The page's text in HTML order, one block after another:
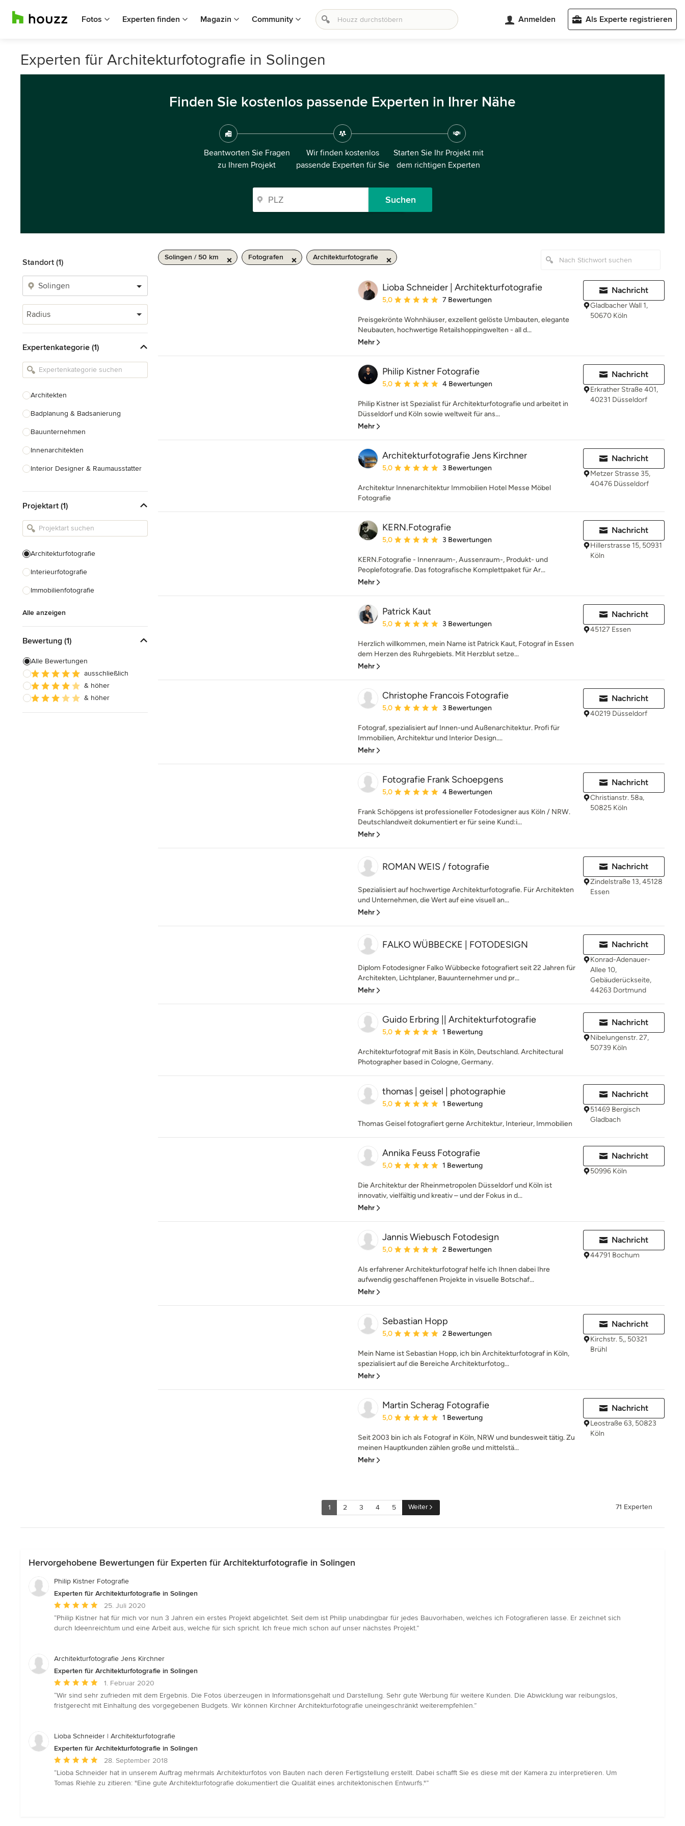
Fotos Experten finden Magazin Community Anmelden Als Experte registrieren
Experten für Architekturfotografie in Solingen
Finden Sie kostenlos passende Experten in Ihrer Nähe
Beantworten Sie Fragen
zu Ihrem Projekt
Wir finden kostenlos
passende Experten für Sie
Starten Sie Ihr Projekt mit
dem richtigen Experten
Suchen
Standort (1)
Radius
Expertenkategorie (1)
Architekten
Badplanung & Badsanierung
Bauunternehmen
Innenarchitekten
Interior Designer & Raumausstatter
Landschaftsarchitekten
Armaturen & Sanitärbedarf
Einbauschränke
Projektart (1)
Architekturfotografie
Interieurfotografie
Immobilienfotografie
Alle anzeigen
Bewertung (1)
Alle Bewertungen
ausschließlich
& höher
& höher
Solingen / 50 km Fotografen Architekturfotografie
Lioba Schneider | Architekturfotografie
Durchschnittliche Bewertung: 5 von 5 Sternen
5,0 7 Bewertungen
Preisgekrönte Wohnhäuser, exzellent gelöste Umbauten, elegante
Neubauten, hochwertige Retailshoppingwelten - all d...
Mehr
Nachricht
Gladbacher Wall 1,
50670 Köln
Philip Kistner Fotografie
Durchschnittliche Bewertung: 5 von 5 Sternen
5,0 4 Bewertungen
Philip Kistner ist Spezialist für Architekturfotografie und arbeitet in
Düsseldorf und Köln sowie weltweit für ans...
Mehr
Nachricht
Erkrather Straße 401,
40231 Düsseldorf
Architekturfotografie Jens Kirchner
Durchschnittliche Bewertung: 5 von 5 Sternen
5,0 3 Bewertungen
Architektur Innenarchitektur Immobilien Hotel Messe Möbel
Fotografie
Nachricht
Metzer Strasse 35,
40476 Düsseldorf
KERN.Fotografie
Durchschnittliche Bewertung: 5 von 5 Sternen
5,0 3 Bewertungen
KERN.Fotografie - Innenraum-, Aussenraum-, Produkt- und
Peoplefotografie. Das fotografische Komplettpaket für Ar...
Mehr
Nachricht
Hillerstrasse 15, 50931
Köln
Patrick Kaut
Durchschnittliche Bewertung: 5 von 5 Sternen
5,0 3 Bewertungen
Herzlich willkommen, mein Name ist Patrick Kaut, Fotograf in Essen
dem Herzen des Ruhrgebiets. Mit Herzblut setze...
Mehr
Nachricht
45127 Essen
Christophe Francois Fotografie
Durchschnittliche Bewertung: 5 von 5 Sternen
5,0 3 Bewertungen
Fotograf, spezialisiert auf Innen-und Außenarchitektur. Profi für
Immobilien, Architektur und Interior Design....
Mehr
Nachricht
40219 Düsseldorf
Fotografie Frank Schoepgens
Durchschnittliche Bewertung: 5 von 5 Sternen
5,0 4 Bewertungen
Frank Schöpgens ist professioneller Fotodesigner aus Köln / NRW.
Deutschlandweit dokumentiert er für seine Kund:i...
Mehr
Nachricht
Christianstr. 58a,
50825 Köln
ROMAN WEIS / fotografie
Spezialisiert auf hochwertige Architekturfotografie. Für Architekten
und Unternehmen, die Wert auf eine visuell an...
Mehr
Nachricht
Zindelstraße 13, 45128
Essen
FALKO WÜBBECKE | FOTODESIGN
Diplom Fotodesigner Falko Wübbecke fotografiert seit 22 Jahren für
Architekten, Lichtplaner, Bauunternehmer und pr...
Mehr
Nachricht
Konrad-Adenauer-
Allee 10,
Gebäuderückseite,
44263 Dortmund
Guido Erbring || Architekturfotografie
Durchschnittliche Bewertung: 5 von 5 Sternen
5,0 1 Bewertung
Architekturfotograf mit Basis in Köln, Deutschland. Architectural
Photographer based in Cologne, Germany.
Nachricht
Nibelungenstr. 27,
50739 Köln
thomas | geisel | photographie
Durchschnittliche Bewertung: 5 von 5 Sternen
5,0 1 Bewertung
Thomas Geisel fotografiert gerne Architektur, Interieur, Immobilien
Nachricht
51469 Bergisch
Gladbach
Annika Feuss Fotografie
Durchschnittliche Bewertung: 5 von 5 Sternen
5,0 1 Bewertung
Die Architektur der Rheinmetropolen Düsseldorf und Köln ist
innovativ, vielfältig und kreativ – und der Fokus in d...
Mehr
Nachricht
50996 Köln
Jannis Wiebusch Fotodesign
Durchschnittliche Bewertung: 5 von 5 Sternen
5,0 2 Bewertungen
Als erfahrener Architekturfotograf helfe ich Ihnen dabei Ihre
aufwendig geschaffenen Projekte in visuelle Botschaf...
Mehr
Nachricht
44791 Bochum
Sebastian Hopp
Durchschnittliche Bewertung: 5 von 5 Sternen
5,0 2 Bewertungen
Mein Name ist Sebastian Hopp, ich bin Architekturfotograf in Köln,
spezialisiert auf die Bereiche Architekturfotog...
Mehr
Nachricht
Kirchstr. 5,, 50321
Brühl
Martin Scherag Fotografie
Durchschnittliche Bewertung: 5 von 5 Sternen
5,0 1 Bewertung
Seit 2003 bin ich als Fotograf in Köln, NRW und bundesweit tätig. Zu
meinen Hauptkunden zählen große und mittelstä...
Mehr
Nachricht
Leostraße 63, 50823
Köln
1 2 3 4 5 Weiter 71 Experten
Hervorgehobene Bewertungen für Experten für Architekturfotografie in Solingen
Philip Kistner Fotografie
Experten für Architekturfotografie in Solingen
Durchschnittliche
Bewertung:
5
Sternen
25. Juli 2020
“Philip Kistner hat für mich vor nun 3 Jahren ein erstes Projekt abgelichtet. Seit dem ist Philip unabdingbar für jedes Bauvorhaben, welches ich Fotografieren lasse. Er zeichnet sich
durch Ideenreichtum und eine Arbeit aus, welche für sich spricht. Ich freue mich schon auf unser nächstes Projekt.”
Architekturfotografie Jens Kirchner
Experten für Architekturfotografie in Solingen
Durchschnittliche
Bewertung:
5
Sternen
1. Februar 2020
“Wir sind sehr zufrieden mit dem Ergebnis. Die Fotos überzeugen in Informationsgehalt und Darstellung. Sehr gute Werbung für weitere Kunden. Die Abwicklung war reibungslos,
fristgerecht mit Einhaltung des vorgegebenen Budgets. Wir können Kirchner Architekturfotografie uneingeschränkt weiterempfehlen.”
Lioba Schneider | Architekturfotografie
Experten für Architekturfotografie in Solingen
Durchschnittliche
Bewertung:
5
28. September 2018
“Lioba Schneider hat in unserem Auftrag mehrmals Architekturfotos von Bauten nach deren Fertigstellung erstellt. Dabei schafft Sie es diese mit der Kamera zu interpretieren. Um
Tomas Riehle zu zitieren: "Eine gute Architekturfotografie dokumentiert die Qualität eines architektonischen Entwurfs."”